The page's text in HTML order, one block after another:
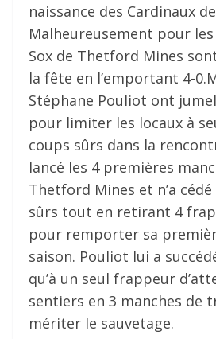
naissance des Cardinaux
Malheureusement pour
Sox de Thetford Mines
la fête en l’emportant 4-
Stéphane Pouliot ont
pour limiter les locaux à
coups sûrs dans la
lancé les 4 premières
Thetford Mines et n’a
sûrs tout en retirant 4
pour remporter sa
saison. Pouliot lui a
qu’à un seul frappeur
sentiers en 3 manches de
mériter le sauvetage.